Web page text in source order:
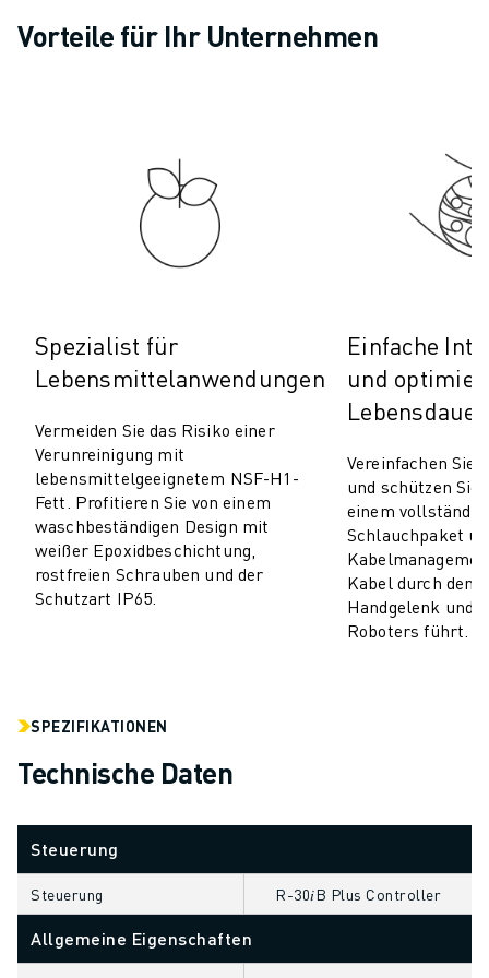
FALLBEISPIELE
ELEKTRISCHE FAHRZEUGE
LEBENSMITTEL UND GETRÄNKE
LAGERHALTUNG, LOGISTIK, POST & PAKET
APPLIKATIONEN
5-ACHS-BEARBEITUNG
LICHTBOGENSCHWEISSEN
MONTAGE
CNC-SCHLEIFEN
CNC-FRÄSEN
CNC-DREHEN
HOCHGESCHWINDIGKEITSBOHREN UND -GEWINDESCHNEIDEN
PALETTIEREN
PUNKTSCHWEISSEN
DRAHTERODIERMASCHINE
FALLBEISPIELE
KUNDENDIENST
KUNDENBETREUUNG
FANUC PLANS
FIELD & WARTUNG
Vorteile für Ihr Unternehmen
Spezialist für
Lebensmittelanwendungen
Vermeiden Sie das Risiko einer
Verunreinigung mit
lebensmittelgeeignetem NSF-H1-
Fett. Profitieren Sie von einem
waschbeständigen Design mit
weißer Epoxidbeschichtung,
rostfreien Schrauben und der
Schutzart IP65.
Einfache
und
Vereinfachen Sie
und schützen
einem
Schlauchpaket
Kabel durch den
Handgelenk und
Roboters führt.
SPEZIFIKATIONEN
Technische Daten
Steuerung
Steuerung R-30𝑖B Plus Controller
Allgemeine Eigenschaften